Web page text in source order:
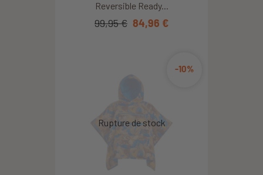
Reversible Ready...
99,95 € 84,96 €
-10%